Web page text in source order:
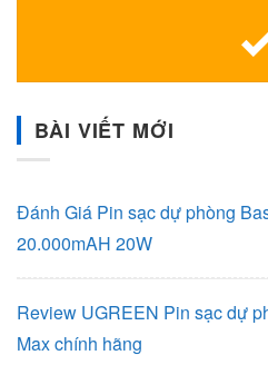
BÀI VIẾT MỚI
Đánh Giá Pin sạc dự phòng
20.000mAH 20W
Review UGREEN Pin sạc dự
Max chính hãng